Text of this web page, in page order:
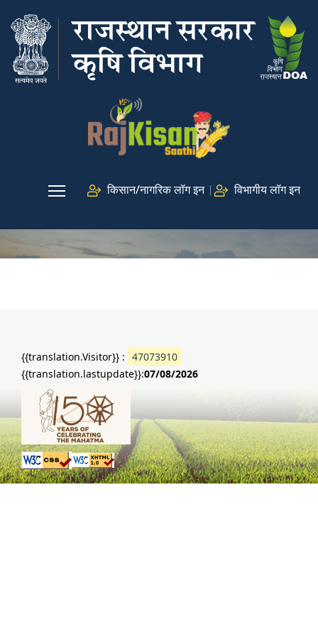
किसान/नागरिक लॉग इन विभागीय लॉग इन
{{translation.Visitor}} : 47073910
{{translation.lastupdate}}:07/08/2026